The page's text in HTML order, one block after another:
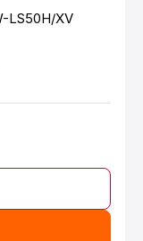
LS50H/XV